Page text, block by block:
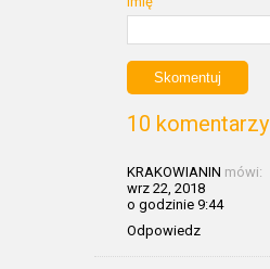
10 komentarzy
KRAKOWIANIN mówi:
wrz 22, 2018
o godzinie 9:44
Odpowiedz